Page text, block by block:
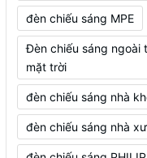
đèn chiếu sáng MPE
Đèn chiếu sáng ngoài
mặt trời
đèn chiếu sáng nhà
đèn chiếu sáng nhà